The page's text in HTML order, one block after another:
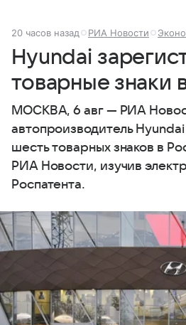
20 часов назад РИА Новости
Hyundai
товарные знаки
МОСКВА, 6 авг — РИА
автопроизводитель
шесть товарных знаков в
РИА Новости, изучив
Роспатента.